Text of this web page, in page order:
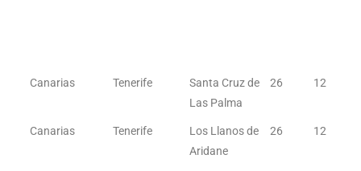
Canarias Tenerife
Santa Cruz de
Las Palma
26 12
Canarias Tenerife
Los Llanos de
Aridane
26 12